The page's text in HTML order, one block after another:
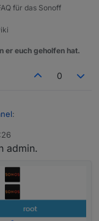
für das Sonoff
er euch geholfen hat.
0
:
jedes Device:
einen weiteren
admin unter
der Musik an
Ich finde den
admin.